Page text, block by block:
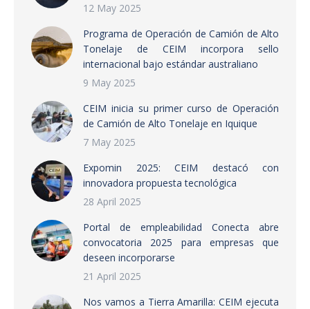
12 May 2025
Programa de Operación de Camión de Alto
Tonelaje de CEIM incorpora sello
internacional bajo estándar australiano
9 May 2025
CEIM inicia su primer curso de Operación
de Camión de Alto Tonelaje en Iquique
7 May 2025
Expomin 2025: CEIM destacó con
innovadora propuesta tecnológica
28 April 2025
Portal de empleabilidad Conecta abre
convocatoria 2025 para empresas que
deseen incorporarse
21 April 2025
Nos vamos a Tierra Amarilla: CEIM ejecuta